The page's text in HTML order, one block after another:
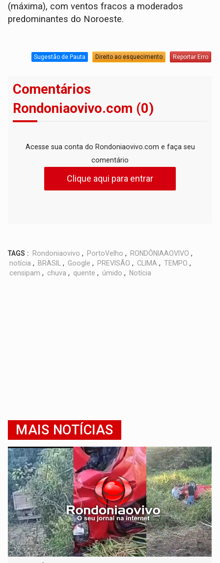
(máxima), com ventos fracos a moderados
predominantes do Noroeste.
Sugestão de Pauta Direito ao esquecimento Reportar Erro
Comentários
Rondoniaovivo.com (0)
Acesse sua conta do Rondoniaovivo.com e faça seu
comentário
Clique aqui para entrar
TAGS : Rondoniaovivo , PortoVelho , RONDÔNIAAOVIVO ,
notícia , BRASIL , Google , PREVISÃO , CLIMA , TEMPO ,
censipam , chuva , quente , úmido , Notícia
MAIS NOTÍCIAS